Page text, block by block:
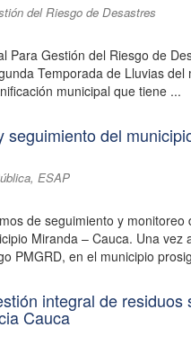
del Riesgo de Desastres
Para Gestión del Riesgo de
Temporada de Lluvias del
municipal que tiene ...
seguimiento del
ESAP
de seguimiento y monitoreo
Miranda – Cauca. Una vez
PMGRD, en el municipio
integral de residuos
Cauca